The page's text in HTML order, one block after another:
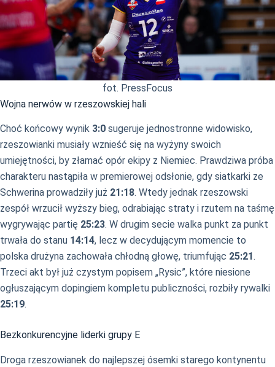
fot. PressFocus
Wojna nerwów w rzeszowskiej hali
Choć końcowy wynik 3:0 sugeruje jednostronne widowisko,
rzeszowianki musiały wznieść się na wyżyny swoich
umiejętności, by złamać opór ekipy z Niemiec. Prawdziwa próba
charakteru nastąpiła w premierowej odsłonie, gdy siatkarki ze
Schwerina prowadziły już 21:18. Wtedy jednak rzeszowski
zespół wrzucił wyższy bieg, odrabiając straty i rzutem na taśmę
wygrywając partię 25:23. W drugim secie walka punkt za punkt
trwała do stanu 14:14, lecz w decydującym momencie to
polska drużyna zachowała chłodną głowę, triumfując 25:21.
Trzeci akt był już czystym popisem „Rysic”, które niesione
ogłuszającym dopingiem kompletu publiczności, rozbiły rywalki
25:19.
Bezkonkurencyjne liderki grupy E
Droga rzeszowianek do najlepszej ósemki starego kontynentu